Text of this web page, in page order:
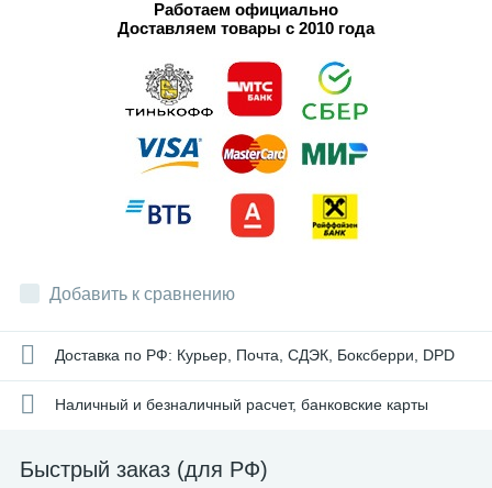
Работаем официально
Доставляем товары с 2010 года
Добавить к сравнению
Доставка по РФ: Курьер, Почта, СДЭК, Боксберри, DPD
Наличный и безналичный расчет, банковские карты
Быстрый заказ (для РФ)